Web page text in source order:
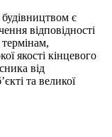
є
відповідності
якості кінцевого
від
та великої